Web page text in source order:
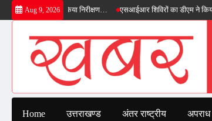
Skip
to
Aug 9, 2026
डीएम ने किया निरीक्षण… एसआईआर शिविरों का डीएम ने किया
Home उत्तराखण्ड अंतर राष्ट्रीय अपराध